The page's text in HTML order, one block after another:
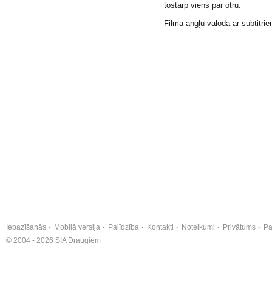
tostarp viens par otru.
Filma angļu valodā ar
Iepazīšanās Mobilā versija Palīdzība Kontakti Noteikumi Privātums
© 2004 - 2026 SIA Draugiem